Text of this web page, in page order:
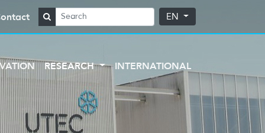
EN
RESEARCH INTERNATIONAL